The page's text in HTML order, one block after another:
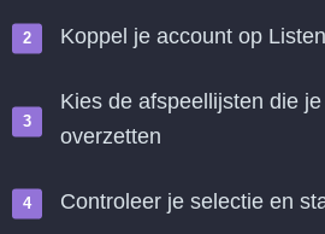
Koppel je account op
Kies de afspeellijsten die
overzetten
Controleer je selectie en